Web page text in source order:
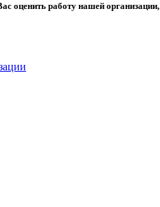
оценить работу нашей